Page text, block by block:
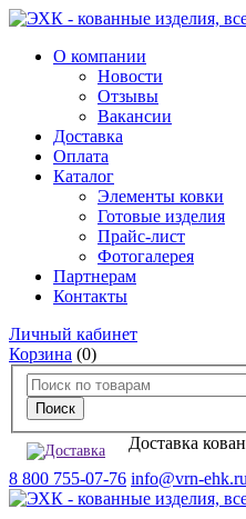
О компании
Новости
Отзывы
Вакансии
Доставка
Оплата
Каталог
Элементы ковки
Готовые изделия
Прайс-лист
Фотогалерея
Партнерам
Контакты
Личный кабинет
Корзина (0)
Доставка
8 800 755-07-76 info@vrn-ehk.ru